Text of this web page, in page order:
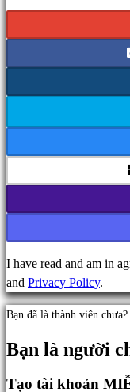
Thể
hành
chiến
phiêu
MMO
Game
RPG
thao
Game
I have read and am in
and Privacy Policy.
Bạn đã là thành viên chưa?
Bạn là người
Tạo tài khoản